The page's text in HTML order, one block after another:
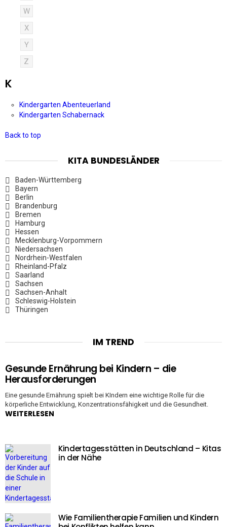
W
X
Y
Z
K
Kindergarten Abenteuerland
Kindergarten Schabernack
Back to top
KITA BUNDESLÄNDER
Baden-Württemberg
Bayern
Berlin
Brandenburg
Bremen
Hamburg
Hessen
Mecklenburg-Vorpommern
Niedersachsen
Nordrhein-Westfalen
Rheinland-Pfalz
Saarland
Sachsen
Sachsen-Anhalt
Schleswig-Holstein
Thüringen
IM TREND
Gesunde Ernährung bei Kindern – die
Herausforderungen
Eine gesunde Ernährung spielt bei KIndern eine wichtige Rolle für die
körperliche Entwicklung, Konzentrationsfähigkeit und die Gesundheit.
WEITERLESEN
Kindertagesstätten in Deutschland – Kitas
in der Nähe
Wie Familientherapie Familien und Kindern